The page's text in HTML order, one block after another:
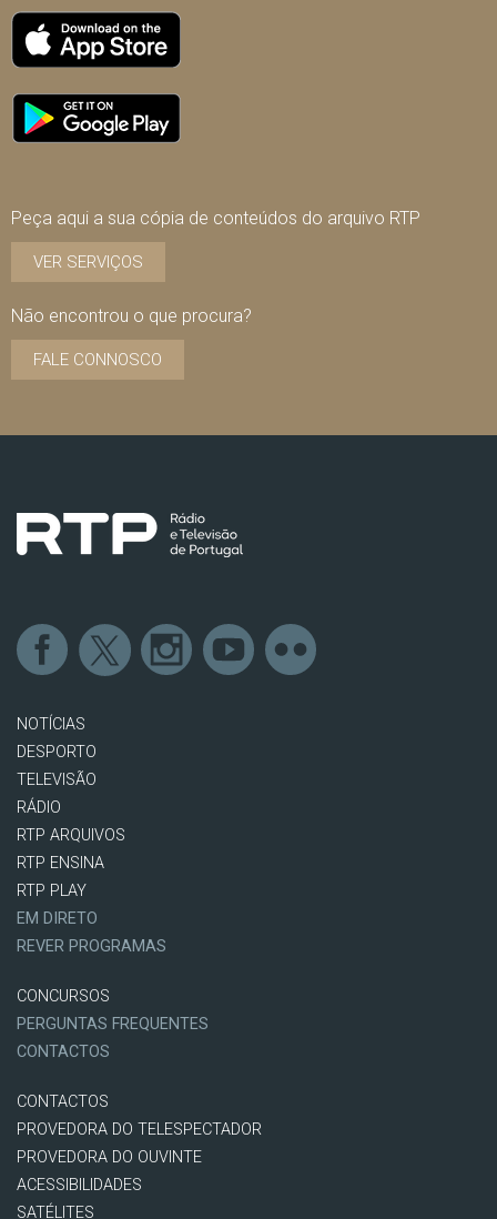
Peça aqui a sua cópia de conteúdos do arquivo RTP
VER SERVIÇOS
Não encontrou o que procura?
FALE CONNOSCO
NOTÍCIAS
DESPORTO
TELEVISÃO
RÁDIO
RTP ARQUIVOS
RTP ENSINA
RTP PLAY
EM DIRETO
REVER PROGRAMAS
CONCURSOS
PERGUNTAS FREQUENTES
CONTACTOS
CONTACTOS
PROVEDORA DO TELESPECTADOR
PROVEDORA DO OUVINTE
ACESSIBILIDADES
SATÉLITES